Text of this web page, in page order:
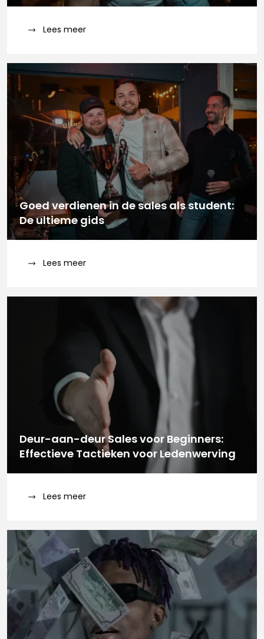
Lees meer
Goed verdienen in de sales als student:
De ultieme gids
Lees meer
Deur-aan-deur Sales voor Beginners:
Effectieve Tactieken voor Ledenwerving
Lees meer